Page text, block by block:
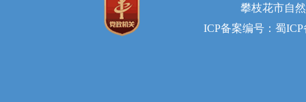
攀枝花市自
ICP备案编号：蜀ICP